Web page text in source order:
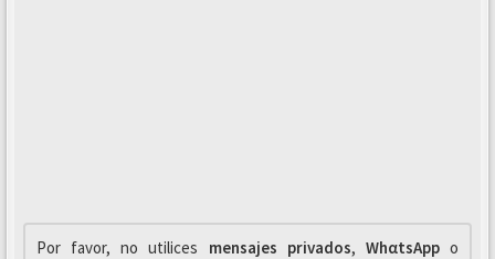
Por favor, no utilices mensajes privados, WhαtsAppo